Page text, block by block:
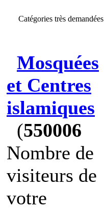
Catégories très demandées
Mosquées
et Centres
islamiques
(550006
Nombre de
visiteurs de
votre